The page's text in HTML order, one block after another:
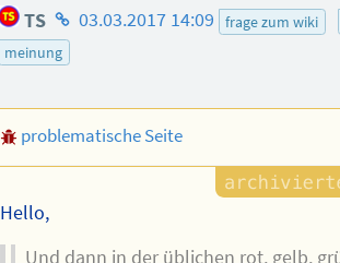
TS Homepage
des
03.03.2017 14:09
frage zum wiki
meinung
problematische Seite
Hello,
Und dann in der üblichen rot, gelb,